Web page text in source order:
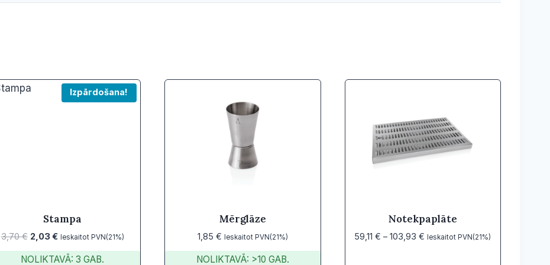
Izpārdošana!
Stampa
3,70€ Original
price
2,03€Current
price
Ieskaitot PVN(21%)
NOLIKTAVĀ: 3 GAB.
Mērglāze
1,85 € Ieskaitot PVN(21%)
NOLIKTAVĀ: >10 GAB.
Notekpaplāte
59,11€ – 103,93€ Price
Ieskaitot PVN(21%)